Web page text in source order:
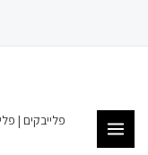
פלייבקים |